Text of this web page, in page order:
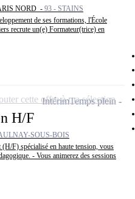
NORD - 93 - STAINS
de ses formations, l'École
recrute un(e) Formateur(trice) en
H/F
SOUS-BOIS
F) spécialisé en haute tension, vous
- Vous animerez des sessions
IntérimTemps plein
cette offre à ma sélection